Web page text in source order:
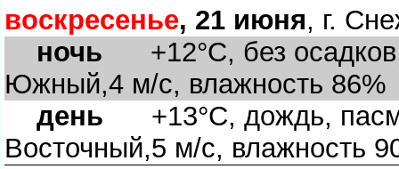
оскресенье, 21 июня, г.
ночь +12°C, без
Южный,4 м/с, влажность 86%
день +13°C, дождь,
осточный,5 м/с, влажность